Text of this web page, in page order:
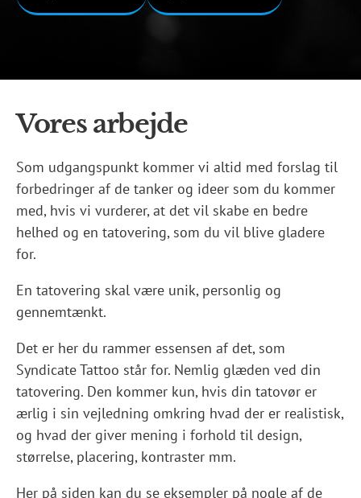
Vores arbejde
Som udgangspunkt kommer vi altid med forslag til
forbedringer af de tanker og ideer som du kommer
med, hvis vi vurderer, at det vil skabe en bedre
helhed og en tatovering, som du vil blive gladere
for.
En tatovering skal være unik, personlig og
gennemtænkt.
Det er her du rammer essensen af det, som
Syndicate Tattoo står for. Nemlig glæden ved din
tatovering. Den kommer kun, hvis din tatovør er
ærlig i sin vejledning omkring hvad der er realistisk,
og hvad der giver mening i forhold til design,
størrelse, placering, kontraster mm.
Her på siden kan du se eksempler på nogle af de